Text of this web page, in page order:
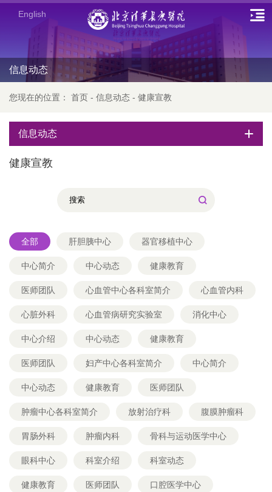
English
信息动态
您现在的位置： 首页 - 信息动态 - 健康宣教
信息动态
健康宣教
全部 肝胆胰中心 器官移植中心
中心简介 中心动态 健康教育
医师团队 心血管中心各科室简介 心血管内科
心脏外科 心血管病研究实验室 消化中心
中心介绍 中心动态 健康教育
医师团队 妇产中心各科室简介 中心简介
中心动态 健康教育 医师团队
肿瘤中心各科室简介 放射治疗科 腹膜肿瘤科
胃肠外科 肿瘤内科 骨科与运动医学中心
眼科中心 科室介绍 科室动态
健康教育 医师团队 口腔医学中心